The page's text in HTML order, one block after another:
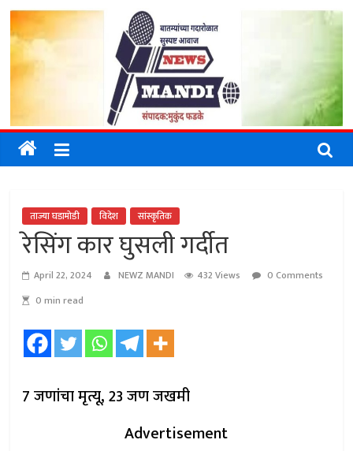
Skip
to
content
NEWZMANDI
ताज्या घडामोडी विदेश सांस्कृतिक
रेसिंग कार घुसली गर्दीत
April 22, 2024 NEWZ MANDI 432 Views
0 Comments
0 min read
7 जणांचा मृत्यू, 23 जण जखमी
Advertisement